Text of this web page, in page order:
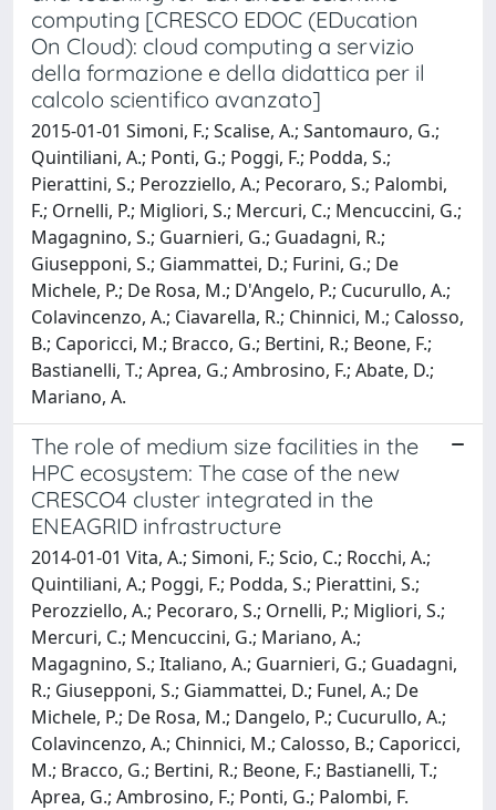
computing [CRESCO EDOC (EDucation
On Cloud): cloud computing a servizio
della formazione e della didattica per il
calcolo scientifico avanzato]
2015-01-01 Simoni, F.; Scalise, A.; Santomauro, G.;
Quintiliani, A.; Ponti, G.; Poggi, F.; Podda, S.;
Pierattini, S.; Perozziello, A.; Pecoraro, S.; Palombi,
F.; Ornelli, P.; Migliori, S.; Mercuri, C.; Mencuccini, G.;
Magagnino, S.; Guarnieri, G.; Guadagni, R.;
Giusepponi, S.; Giammattei, D.; Furini, G.; De
Michele, P.; De Rosa, M.; D'Angelo, P.; Cucurullo, A.;
Colavincenzo, A.; Ciavarella, R.; Chinnici, M.; Calosso,
B.; Caporicci, M.; Bracco, G.; Bertini, R.; Beone, F.;
Bastianelli, T.; Aprea, G.; Ambrosino, F.; Abate, D.;
Mariano, A.
The role of medium size facilities in the
HPC ecosystem: The case of the new
CRESCO4 cluster integrated in the
ENEAGRID infrastructure
2014-01-01 Vita, A.; Simoni, F.; Scio, C.; Rocchi, A.;
Quintiliani, A.; Poggi, F.; Podda, S.; Pierattini, S.;
Perozziello, A.; Pecoraro, S.; Ornelli, P.; Migliori, S.;
Mercuri, C.; Mencuccini, G.; Mariano, A.;
Magagnino, S.; Italiano, A.; Guarnieri, G.; Guadagni,
R.; Giusepponi, S.; Giammattei, D.; Funel, A.; De
Michele, P.; De Rosa, M.; Dangelo, P.; Cucurullo, A.;
Colavincenzo, A.; Chinnici, M.; Calosso, B.; Caporicci,
M.; Bracco, G.; Bertini, R.; Beone, F.; Bastianelli, T.;
Aprea, G.; Ambrosino, F.; Ponti, G.; Palombi, F.